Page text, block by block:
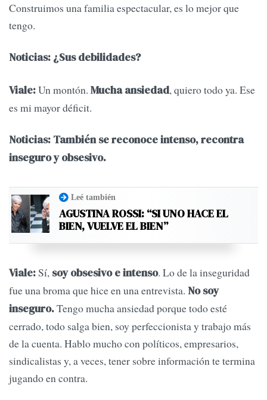
Construimos una familia espectacular, es lo mejor que
tengo.
Noticias: ¿Sus debilidades?
Viale:Un montón. Mucha ansiedad, quiero todo ya. Ese
es mi mayor déficit.
Noticias: También se reconoce intenso, recontra
inseguro y obsesivo.
Leé también
AGUSTINA ROSSI: “SI UNO HACE EL
BIEN, VUELVE EL BIEN”
Viale:Sí, soy obsesivo e intenso. Lo de la inseguridad
fue una broma que hice en una entrevista. No soy
inseguro.Tengo mucha ansiedad porque todo esté
cerrado, todo salga bien, soy perfeccionista y trabajo más
de la cuenta. Hablo mucho con políticos, empresarios,
sindicalistas y, a veces, tener sobre información te termina
jugando en contra.